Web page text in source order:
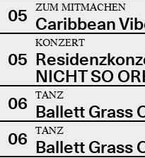
05
ZUM MITMACHEN
Caribbean
05
KONZERT
NICHT SO
06
TANZ
Ballett Grass
06
TANZ
Ballett Grass